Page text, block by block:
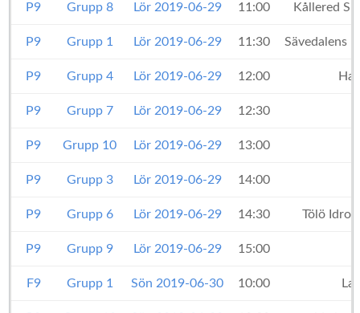
P9 Grupp 8 Lör 2019-06-29 11:00 Kållered
P9 Grupp 1 Lör 2019-06-29 11:30 Sävedalens
P9 Grupp 4 Lör 2019-06-29 12:00
P9 Grupp 7 Lör 2019-06-29 12:30
P9 Grupp 10 Lör 2019-06-29 13:00
P9 Grupp 3 Lör 2019-06-29 14:00
P9 Grupp 6 Lör 2019-06-29 14:30 Tölö
P9 Grupp 9 Lör 2019-06-29 15:00
F9 Grupp 1 Sön 2019-06-30 10:00